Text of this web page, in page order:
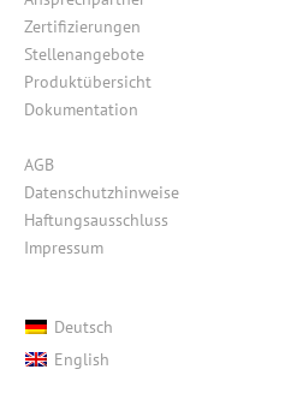
Zertifizierungen
Stellenangebote
Produktübersicht
Dokumentation
AGB
Datenschutzhinweise
Haftungsausschluss
Impressum
Deutsch
English